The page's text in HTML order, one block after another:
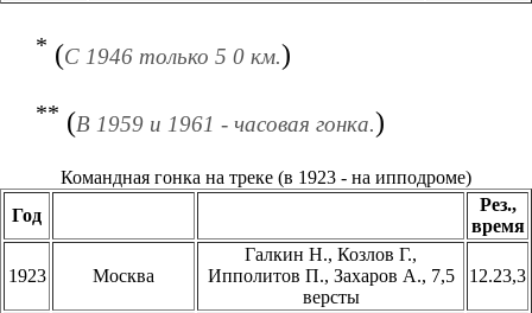
* (С 1946 только 5 0 км.)
** (В 1959 и 1961 - часовая гонка.)
Командная гонка на треке (в 1923 - на ипподроме)
Год
Рез.,
время
1923 Москва
Галкин Н., Козлов Г.,
Ипполитов П., Захаров А., 7,5
версты
12.23,3